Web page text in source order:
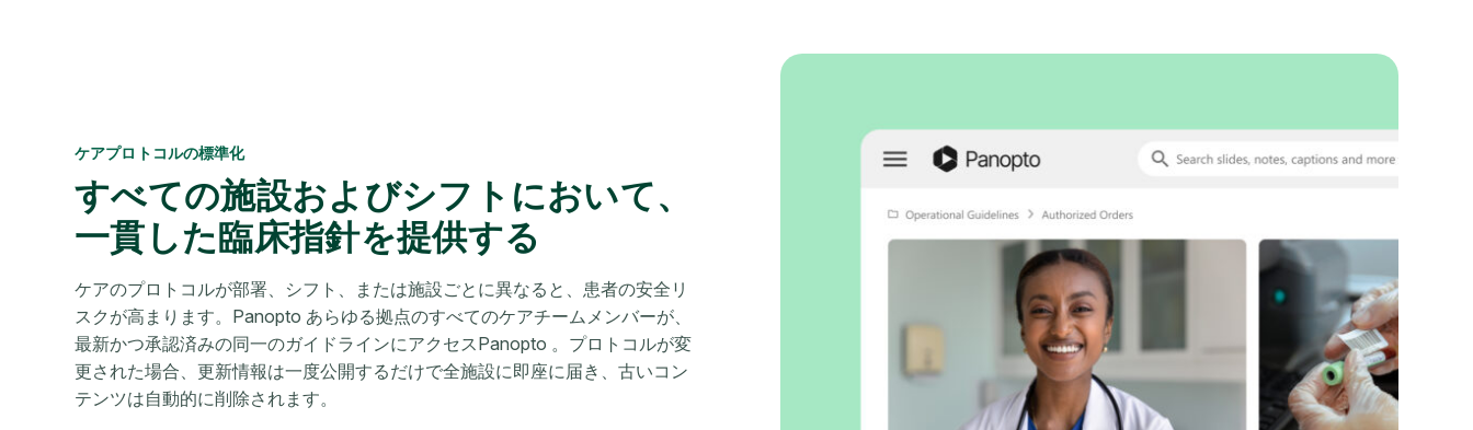
ケアプロトコルの標準化
すべての施設およびシフトにおいて、
一貫した臨床指針を提供する
ケアのプロトコルが部署、シフト、または施設ごとに異なると、患者の安全リ
スクが高まります。Panopto あらゆる拠点のすべてのケアチームメンバーが、
最新かつ承認済みの同一のガイドラインにアクセスPanopto 。プロトコルが変
更された場合、更新情報は一度公開するだけで全施設に即座に届き、古いコン
テンツは自動的に削除されます。